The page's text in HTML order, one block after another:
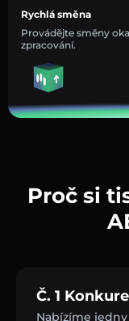
Rychlá směna
Provádějte směny
zpracování.
Proč si
Č. 1
Nabízíme